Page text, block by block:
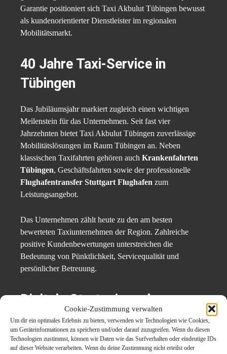
Cookie-Zustimmung verwalten
Um dir ein optimales Erlebnis zu bieten, verwenden wir Technologien wie Cookies,
um Geräteinformationen zu speichern und/oder darauf zuzugreifen. Wenn du diesen
Technologien zustimmst, können wir Daten wie das Surfverhalten oder eindeutige IDs
auf dieser Website verarbeiten. Wenn du deine Zustimmung nicht erteilst oder
Garantie positioniert sich Taxi Akbulut Tübingen bewusst
als kundenorientierter Dienstleister im regionalen
Mobilitätsmarkt.
40 Jahre Taxi-Service in
Tübingen
Das Jubiläumsjahr markiert zugleich einen wichtigen
Meilenstein für das Unternehmen. Seit fast vier
Jahrzehnten bietet Taxi Akbulut Tübingen zuverlässige
Mobilitätslösungen im Raum Tübingen an. Neben
klassischen Taxifahrten gehören auch Krankenfahrten
Tübingen, Geschäftsfahrten sowie der professionelle
Flughafentransfer Stuttgart Flughafen zum
Leistungsangebot.
Das Unternehmen zählt heute zu den am besten
bewerteten Taxiunternehmen der Region. Zahlreiche
positive Kundenbewertungen unterstreichen die
Bedeutung von Pünktlichkeit, Servicequalität und
persönlicher Betreuung.
Digitale Strategie und
moderner Kundenservice
Neben dem operativen Geschäft verantwortet Yasin